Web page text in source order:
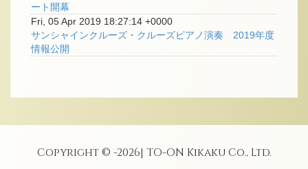
ート開幕
Fri, 05 Apr 2019 18:27:14 +0000
サンシャインクルーズ・クルーズピアノ演奏 2019年度
情報公開
Copyright © -2026| TO-ON Kikaku Co., Ltd.